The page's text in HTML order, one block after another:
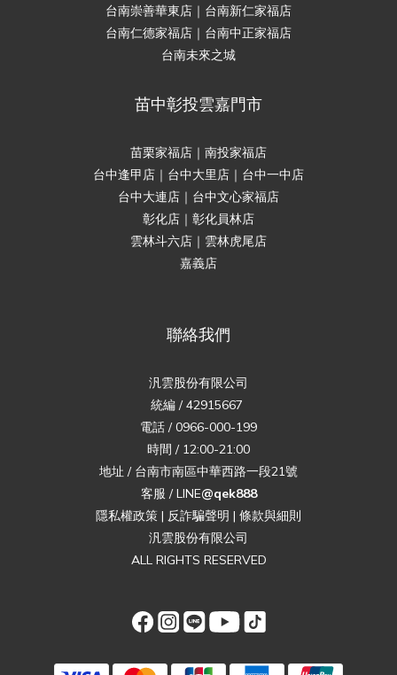
台南崇善華東店｜台南新仁家福店
台南仁德家福店｜台南中正家福店
台南未來之城
苗中彰投雲嘉門市
苗栗家福店｜南投家福店
台中逢甲店｜台中大里店｜台中一中店
台中大連店｜台中文心家福店
彰化店｜彰化員林店
雲林斗六店｜雲林虎尾店
嘉義店
聯絡我們
汎雲股份有限公司
統編 / 42915667
電話 / 0966-000-199
時間 / 12:00-21:00
地址 / 台南市南區中華西路一段21號
客服 / LINE@qek888
隱私權政策 | 反詐騙聲明 | 條款與細則
汎雲股份有限公司
ALL RIGHTS RESERVED